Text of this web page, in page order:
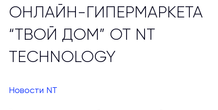
ОНЛАЙН-ГИПЕРМАРКЕТА
“ТВОЙ ДОМ” ОТ NT
TECHNOLOGY
Новости NT